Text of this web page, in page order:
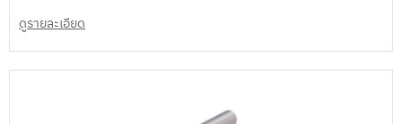
ดูรายละเอียด